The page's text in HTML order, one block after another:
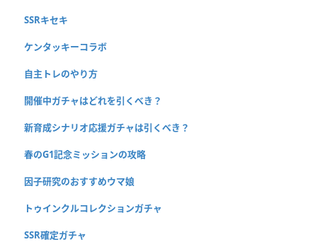
SSRキセキ
ケンタッキーコラボ
自主トレのやり方
開催中ガチャはどれを引くべき？
新育成シナリオ応援ガチャは引くべき？
春のG1記念ミッションの攻略
因子研究のおすすめウマ娘
トゥインクルコレクションガチャ
SSR確定ガチャ